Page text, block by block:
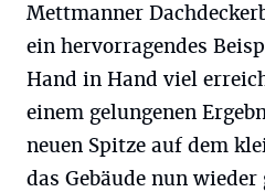
Mettmanner
ein hervorragendes
Hand in Hand viel
einem gelungenen
neuen Spitze auf dem
das Gebäude nun